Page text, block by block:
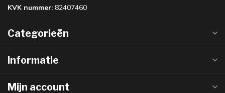
KVK nummer: 82407460
Categorieën
Informatie
Mijn account